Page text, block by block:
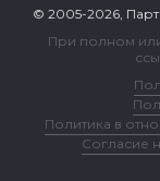
© 2005-2026,
При полном
Политика в
Согласие